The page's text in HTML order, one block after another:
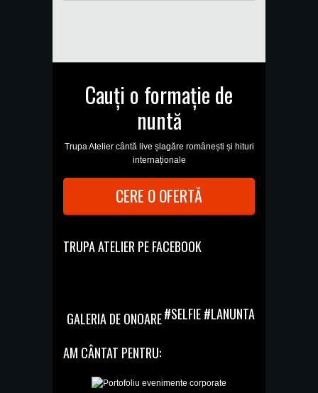
Cauți o formație de
nuntă
Trupa Atelier cântă live șlagăre românești și hituri
internaționale
CERE O OFERTĂ
TRUPA ATELIER PE FACEBOOK
GALERIA DE ONOARE#SELFIE #LANUNTA
AM CÂNTAT PENTRU: